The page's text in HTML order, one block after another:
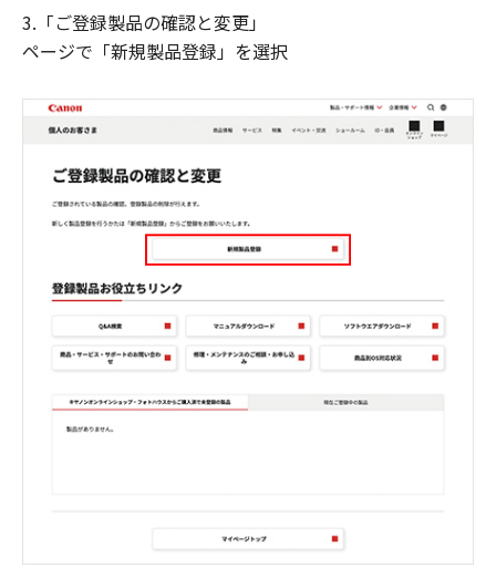
3.「ご登録製品の確認と変更」
ページで「新規製品登録」を選択